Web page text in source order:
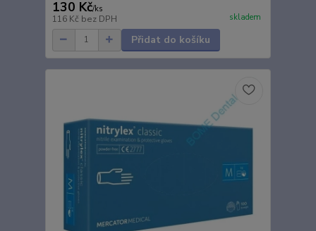
130 Kč/ks
116 Kč bez DPH skladem
Přidat do košíku